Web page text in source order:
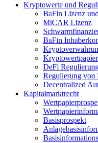
Kryptowerte und
BaFin Lizenz
MiCAR Lizenz
BaFin
DeFi
Regulierung von
Decentralized
Kapitalmarktrecht
Basisprospekt